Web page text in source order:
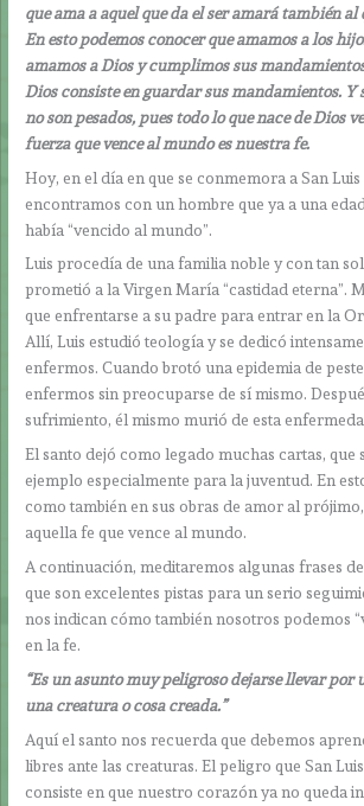
que ama a aquel que da el ser amará también al
En esto podemos conocer que amamos a los
amamos a Dios y cumplimos sus
Dios consiste en guardar sus mandamientos. Y
no son pesados, pues todo lo que nace de Dios
fuerza que vence al mundo es nuestra fe.
Hoy, en el día en que se conmemora a San
encontramos con un hombre que ya a una
había “vencido al mundo”.
Luis procedía de una familia noble y con tan
prometió a la Virgen María “castidad eterna”.
que enfrentarse a su padre para entrar en la
Allí, Luis estudió teología y se dedicó
enfermos. Cuando brotó una epidemia de
enfermos sin preocuparse de sí mismo.
sufrimiento, él mismo murió de esta
El santo dejó como legado muchas cartas, que
ejemplo especialmente para la juventud. En
como también en sus obras de amor al
aquella fe que vence al mundo.
A continuación, meditaremos algunas frases
que son excelentes pistas para un serio
nos indican cómo también nosotros podemos
en la fe.
“Es un asunto muy peligroso dejarse llevar por
una creatura o cosa creada.”
Aquí el santo nos recuerda que debemos
libres ante las creaturas. El peligro que San
consiste en que nuestro corazón ya no queda